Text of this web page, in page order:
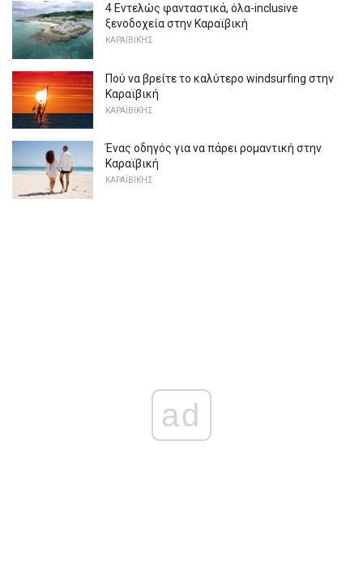
4 Εντελώς φανταστικά, όλα-inclusive
ξενοδοχεία στην Καραϊβική
ΚΑΡΑΪΒΙΚΉΣ
Πού να βρείτε το καλύτερο windsurfing στην
Καραϊβική
ΚΑΡΑΪΒΙΚΉΣ
Ένας οδηγός για να πάρει ρομαντική στην
Καραϊβική
ΚΑΡΑΪΒΙΚΉΣ
ad